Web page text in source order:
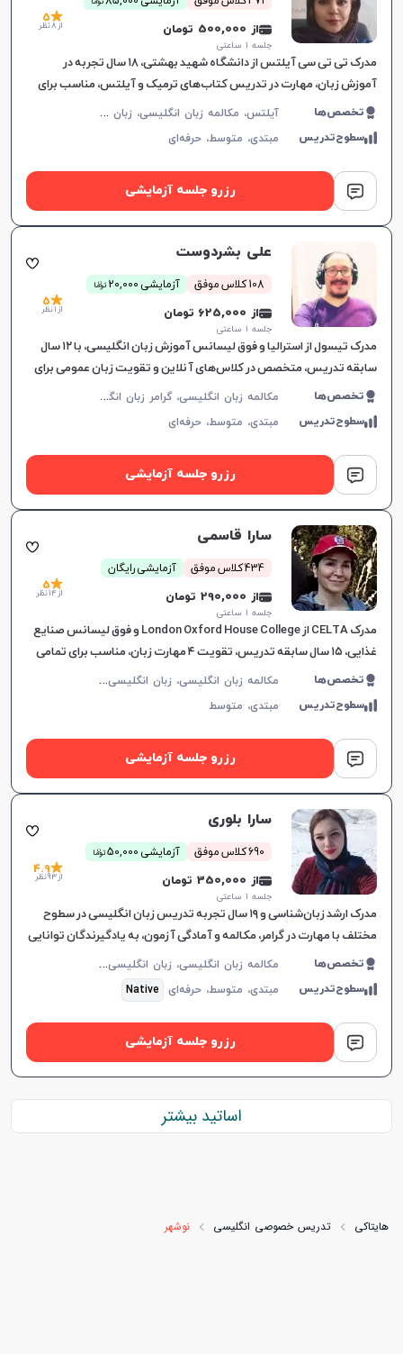
از 500,000 تومان
جلسه ۱ ساعتی
5
از 8 نظر
مدرک تی تی سی آیلتس از دانشگاه شهید بهشتی، ۱۸ سال تجربه در
آموزش زبان، مهارت در تدریس کتاب‌های ترمیک و آیلتس، مناسب برای
تمام سطوح، بهبود سریع در یادگیری.
تخصص‌ها آ
یلتس، مکالمه زبان انگلیسی، زبان انگلیسی عمومی، گرامر زبان انگلیسی، زبان انگلیسی تجاری، زبان انگلیسی آمریکایی، زبان انگلیسی کنکور سراسری، زبان انگلیسی کنکور کاردانی، زبان انگلیسی کنکور ارشد، زبان انگلیسی کنکور دکتری، زبان انگلیسی هفتم دبیرستان، زبان انگلیسی هشتم دبیرستان، زبان انگلیسی نهم دبیرستان، زبان انگلیسی دهم دبیرستان، زبان انگلیسی یازدهم دبیرستان، زبان انگلیسی دوازدهم دبیرستان، تافل، جی آر ای، دولینگو، تولیمو
سطوح‌تدریس مبتدی، متوسط،حرفه‌ای
رزرو جلسه آزمایشی
علی بشردوست
108 کلاس موفق آزمایشی 20,000 توما
ن
از 625,000 تومان
جلسه ۱ ساعتی
5
از 1 نظر
مدرک تیسول از استرالیا و فوق لیسانس آموزش زبان انگلیسی، با ۱۲ سال
سابقه تدریس، متخصص در کلاس‌های آنلاین و تقویت زبان عمومی برای
تمام سطوح، یادگیری موثر را تضمین می‌کند.
تخصص‌ها م
کالمه زبان انگلیسی، گرامر زبان انگلیسی، زبان انگلیسی تجاری، زبان انگلیسی آمریکایی
سطوح‌تدریس مبتدی، متوسط،حرفه‌ای
رزرو جلسه آزمایشی
سارا قاسمی
434 کلاس موفق آزمایشی رایگان
از 290,000 تومان
جلسه ۱ ساعتی
5
از 14 نظر
مدرک CELTA از London Oxford House College و فوق لیسانس صنایع
غذایی، ۱۵ سال سابقه تدریس، تقویت ۴ مهارت زبان، مناسب برای تمامی
سطوح، برای پیشرفت دانشجویان.
تخصص‌ها م
کالمه زبان انگلیسی، زبان انگلیسی عمومی، گرامر زبان انگلیسی، زبان انگلیسی بریتیش
سطوح‌تدریس مبتدی، متوسط
رزرو جلسه آزمایشی
سارا بلوری
690 کلاس موفق آزمایشی 50,000 توما
ن
از 350,000 تومان
جلسه ۱ ساعتی
4.9
از 93 نظر
مدرک ارشد زبان‌شناسی و ۱۹ سال تجربه تدریس زبان انگلیسی در سطوح
مختلف با مهارت در گرامر، مکالمه و آمادگی آزمون‌، به یادگیرندگان توانایی
بالایی می‌دهد.
تخصص‌ها م
کالمه زبان انگلیسی، زبان انگلیسی عمومی، گرامر زبان انگلیسی، زبان انگلیسی آمریکایی، زبان انگلیسی کنکور سراسری، زبان انگلیسی کنکور کاردانی، زبان انگلیسی کنکور ارشد، زبان انگلیسی هفتم دبیرستان، زبان انگلیسی هشتم دبیرستان، زبان انگلیسی نهم دبیرستان، زبان انگلیسی دهم دبیرستان، زبان انگلیسی یازدهم دبیرستان، زبان انگلیسی دوازدهم دبیرستان، زبان انگلیسی کودکان
سطوح‌تدریس مبتدی، متوسط،حرفه‌ای Native
رزرو جلسه آزمایشی
اساتید بیشتر
هایتاکی تدریس خصوصی انگلیسی نوشهر